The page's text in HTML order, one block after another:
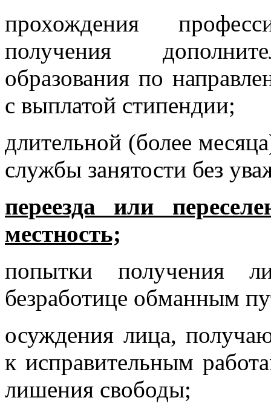
прохождения
получения
образования по
с выплатой стипендии;
длительной (более
службы занятости без
переезда или
местность;
попытки получения
безработице обманным
осуждения лица,
к исправительным
лишения свободы;